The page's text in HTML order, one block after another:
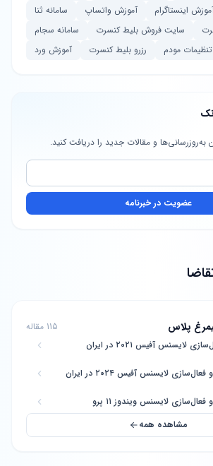
اینستاگرام آموزش واتساپ
سامانه ثنا
سایت فروش بلیط کنسرت
سامانه سجام
تنظیمات مودم
رزرو بلیط کنسرت آموزش ورد
و مقالات جدید را دریافت کنید.
عضویت در خبرنامه
پلاس
115 مقاله
آفیس ۲۰۲۱ در ایران
لایسنس آفیس ۲۰۲۴ در ایران
لایسنس ویندوز ۱۱ پرو
مشاهده همه